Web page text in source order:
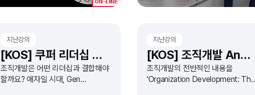
지난강의
[KOS] 쿠퍼 리더십 시리즈
조직개발은 어떤 리더십과 결합해야
할까요? 애자일 시대, Gen
지난강의
[KOS] 조직개발 Anderson1
조직개발의 전반적인 내용을
'Organization Development: The